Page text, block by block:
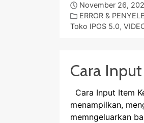
November 26,
ERROR &
Toko IPOS 5.0,
Cara
Cara Input Item
menampilkan,
memngeluarkan